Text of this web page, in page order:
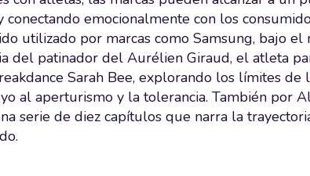
emocionalmente con los
utilizado por marcas como Samsung, bajo el
del patinador del Aurélien Giraud, el atleta
Sarah Bee, explorando los límites de
al aperturismo y la tolerancia. También por
serie de diez capítulos que narra la